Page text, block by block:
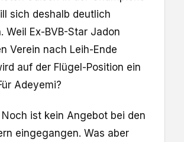
sich deshalb deutlich
Weil Ex-BVB-Star Jadon
Verein nach Leih-Ende
auf der Flügel-Position ein
Adeyemi?
Noch ist kein Angebot bei den
eingegangen. Was aber